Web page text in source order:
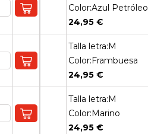
Color:Azul Petróleo
24,95 €
Talla letra:M
Color:Frambuesa
24,95 €
Talla letra:M
Color:Marino
24,95 €